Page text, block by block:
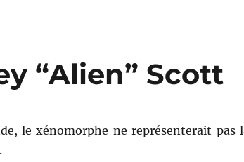
“Alien” Scott
le xénomorphe ne représenterait pas